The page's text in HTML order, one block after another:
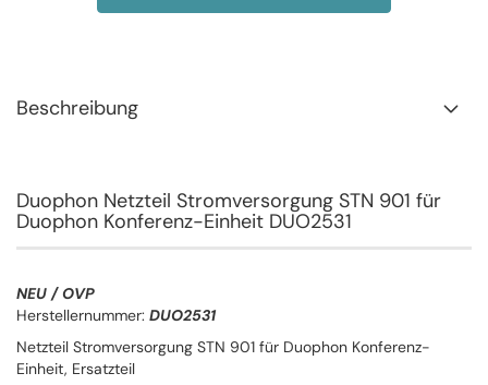
Beschreibung
Duophon Netzteil Stromversorgung STN 901 für
Duophon Konferenz-Einheit DUO2531
NEU / OVP
Herstellernummer: DUO2531
Netzteil Stromversorgung STN 901 für Duophon Konferenz-
Einheit, Ersatzteil